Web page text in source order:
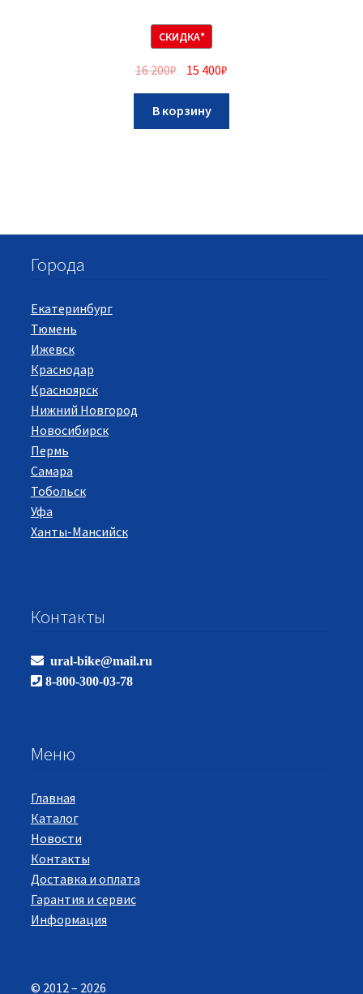
СКИДКА*
16 200₽ 15 400₽
В корзину
Города
Екатеринбург
Тюмень
Ижевск
Краснодар
Красноярск
Нижний Новгород
Новосибирск
Пермь
Самара
Тобольск
Уфа
Ханты-Мансийск
Контакты
ural-bike@mail.ru
8-800-300-03-78
Меню
Главная
Каталог
Новости
Контакты
Доставка и оплата
Гарантия и сервис
Информация
© 2012 – 2026